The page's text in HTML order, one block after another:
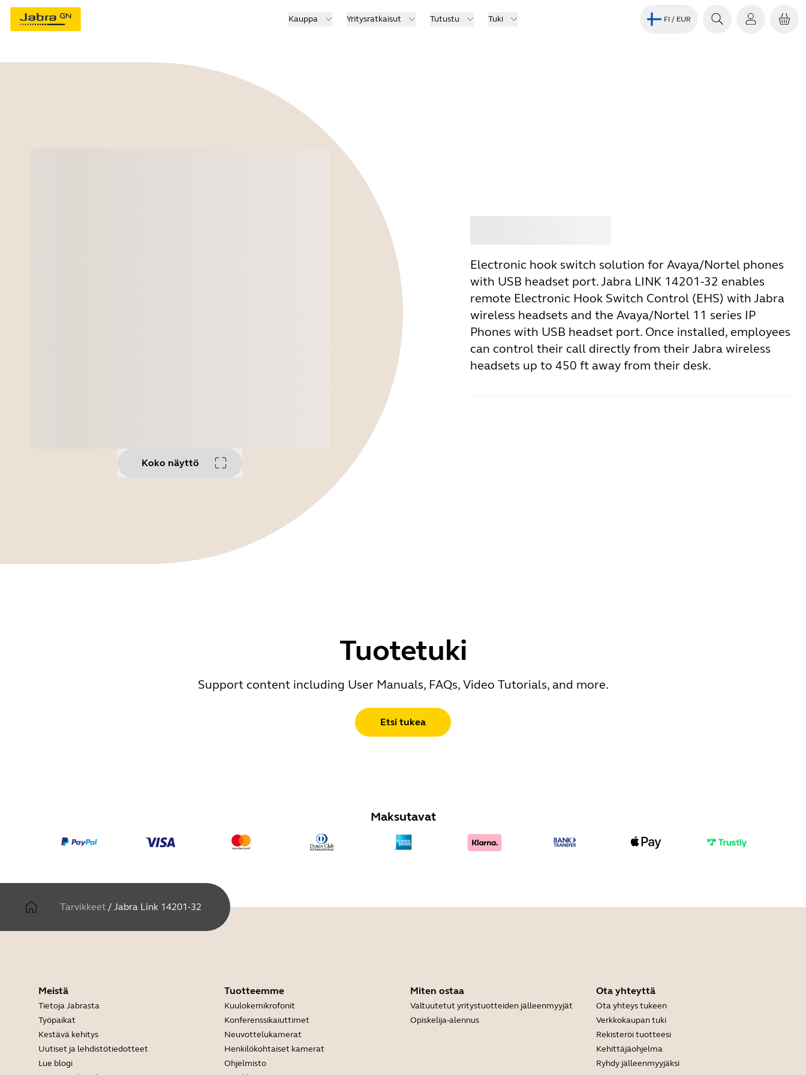
Kauppa Yritysratkaisut Tutustu Tuki FI / EUR
Koko näyttö
Electronic hook switch solution for Avaya/Nortel phones
with USB headset port. Jabra LINK 14201-32 enables
remote Electronic Hook Switch Control (EHS) with Jabra
wireless headsets and the Avaya/Nortel 11 series IP
Phones with USB headset port. Once installed, employees
can control their call directly from their Jabra wireless
headsets up to 450 ft away from their desk.
Tuotetuki
Support content including User Manuals, FAQs, Video Tutorials, and more.
Etsi tukea
Maksutavat
Tarvikkeet / Jabra Link 14201-32
Meistä
Tietoja Jabrasta
Työpaikat
Kestävä kehitys
Uutiset ja lehdistötiedotteet
Lue blogi
Tuotteemme
Kuulokemikrofonit
Konferenssikaiuttimet
Neuvottelukamerat
Henkilökohtaiset kamerat
Ohjelmisto
Miten ostaa
Valtuutetut yritystuotteiden jälleenmyyjät
Opiskelija-alennus
Ota yhteyttä
Ota yhteys tukeen
Verkkokaupan tuki
Rekisteröi tuotteesi
Kehittäjäohjelma
Ryhdy jälleenmyyjäksi